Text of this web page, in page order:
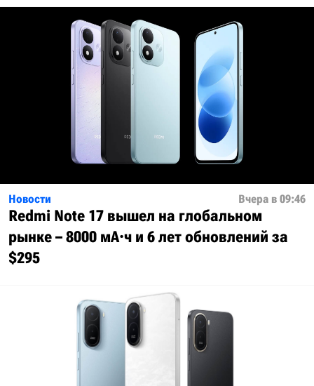
Новости Вчера в 09:46
Redmi Note 17 вышел на глобальном
рынке – 8000 мА·ч и 6 лет обновлений за
$295